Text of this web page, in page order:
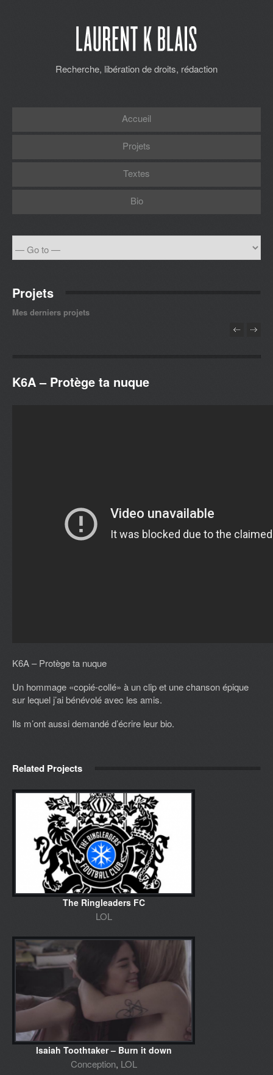
Recherche, libération de droits, rédaction
Accueil
Projets
Textes
Bio
Projets
Mes derniers projets
K6A – Protège ta nuque
K6A – Protège ta nuque
Un hommage «copié-collé» à un clip et une chanson épique
sur lequel j’ai bénévolé avec les amis.
Ils m’ont aussi demandé d’écrire leur bio.
Related Projects
The Ringleaders FC
LOL
Isaiah Toothtaker – Burn it down
Conception, LOL